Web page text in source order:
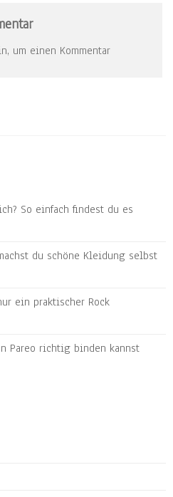
um einen Kommentar
So einfach findest du es
du schöne Kleidung selbst
ein praktischer Rock
Pareo richtig binden kannst